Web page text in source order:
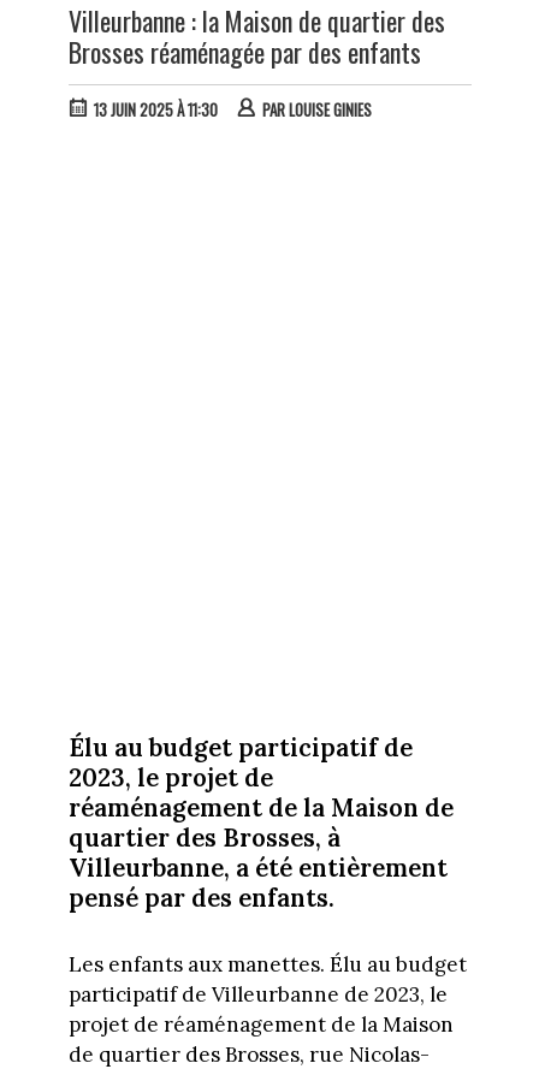
Villeurbanne : la Maison de quartier des
Brosses réaménagée par des enfants
13 JUIN 2025 À 11:30 PARLOUISE GINIES
Élu au budget participatif de
2023, le projet de
réaménagement de la Maison de
quartier des Brosses, à
Villeurbanne, a été entièrement
pensé par des enfants.
Les enfants aux manettes. Élu au budget
participatif de Villeurbanne de 2023, le
projet de réaménagement de la Maison
de quartier des Brosses, rue Nicolas-